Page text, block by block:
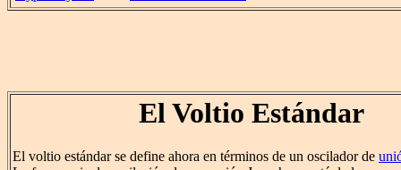
El Voltio Estándar
El voltio estándar se define ahora en términos de un oscilador de